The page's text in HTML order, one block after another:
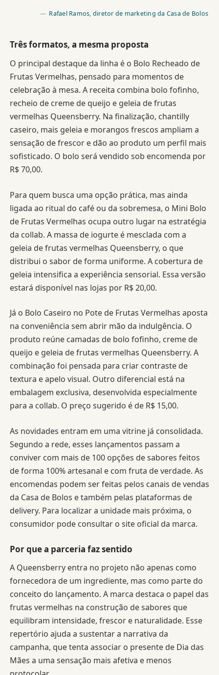
Rafael Ramos, diretor de marketing da Casa de Bolos
Três formatos, a mesma proposta
O principal destaque da linha é o Bolo Recheado de
Frutas Vermelhas, pensado para momentos de
celebração à mesa. A receita combina bolo fofinho,
recheio de creme de queijo e geleia de frutas
vermelhas Queensberry. Na finalização, chantilly
caseiro, mais geleia e morangos frescos ampliam a
sensação de frescor e dão ao produto um perfil mais
sofisticado. O bolo será vendido sob encomenda por
R$ 70,00.
Para quem busca uma opção prática, mas ainda
ligada ao ritual do café ou da sobremesa, o Mini Bolo
de Frutas Vermelhas ocupa outro lugar na estratégia
da collab. A massa de iogurte é mesclada com a
geleia de frutas vermelhas Queensberry, o que
distribui o sabor de forma uniforme. A cobertura de
geleia intensifica a experiência sensorial. Essa versão
estará disponível nas lojas por R$ 20,00.
Já o Bolo Caseiro no Pote de Frutas Vermelhas aposta
na conveniência sem abrir mão da indulgência. O
produto reúne camadas de bolo fofinho, creme de
queijo e geleia de frutas vermelhas Queensberry. A
combinação foi pensada para criar contraste de
textura e apelo visual. Outro diferencial está na
embalagem exclusiva, desenvolvida especialmente
para a collab. O preço sugerido é de R$ 15,00.
As novidades entram em uma vitrine já consolidada.
Segundo a rede, esses lançamentos passam a
conviver com mais de 100 opções de sabores feitos
de forma 100% artesanal e com fruta de verdade. As
encomendas podem ser feitas pelos canais de vendas
da Casa de Bolos e também pelas plataformas de
delivery. Para localizar a unidade mais próxima, o
consumidor pode consultar o site oficial da marca.
Por que a parceria faz sentido
A Queensberry entra no projeto não apenas como
fornecedora de um ingrediente, mas como parte do
conceito do lançamento. A marca destaca o papel das
frutas vermelhas na construção de sabores que
equilibram intensidade, frescor e naturalidade. Esse
repertório ajuda a sustentar a narrativa da
campanha, que tenta associar o presente de Dia das
Mães a uma sensação mais afetiva e menos